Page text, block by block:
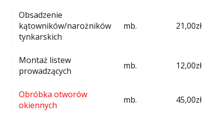
Obsadzenie
kątowników/narożników
tynkarskich
mb. 21,00zł
Montaż listew
prowadzących
mb. 12,00zł
Obróbka otworów
okiennych
mb. 45,00zł